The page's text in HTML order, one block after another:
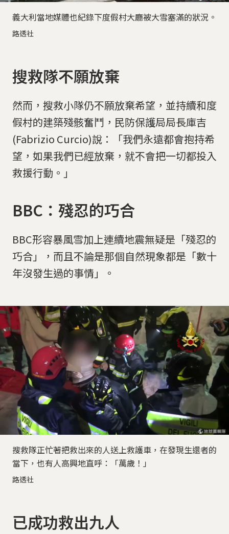
義大利當地媒體也紀錄下度假村大廳被大雪塞滿的狀況。
路透社
搜救隊不願放棄
然而，搜救小隊仍不願放棄希望，並持續和度
假村的建築殘骸奮鬥，民防保護局局長庫吉
(Fabrizio Curcio)說：「我們永遠都會抱持希
望，如果我們已經放棄，就不會把一切都投入
救援行動。」
BBC：殘忍的巧合
BBC形容暴風雪加上連續地震無疑是「殘忍的
巧合」，而且不論是那個自然現象都是「數十
年沒發生過的事情」。
搜救隊正忙著把救出來的人送上救護車，在發現生還者的
當下，也有人高興地直呼：「萬歲！」
路透社
已成功救出九人